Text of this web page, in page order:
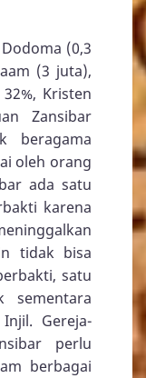
(0,3
(3 juta),
Kristen
Zansibar
beragama
oleh orang
ada satu
karena
tidak bisa
satu
sementara
Gereja-
perlu
berbagai